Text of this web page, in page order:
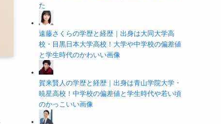
た
遠藤さくらの学歴と経歴｜出身は大同大学高
校・目黒日本大学高校！大学や中学校の偏差値
と学生時代のかわいい画像
賀来賢人の学歴と経歴｜出身は青山学院大学・
暁星高校！中学校の偏差値と学生時代や若い頃
のかっこいい画像